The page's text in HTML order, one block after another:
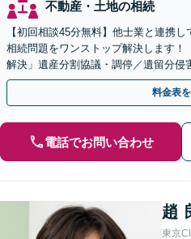
不動産・土地の相続
【初回相談45分無料】他士業と連携し
相続問題をワンストップ解決します！
解決」遺産分割協議・調停／遺留分侵
成
料金表
電話でお問い合わせ
趙
東京